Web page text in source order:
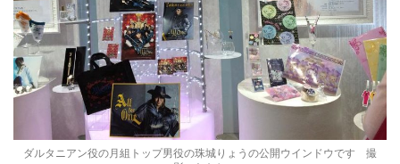
ダルタニアン役の月組トップ男役の珠城りょうの公開ウインドウです 撮